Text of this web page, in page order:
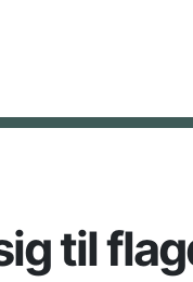
til